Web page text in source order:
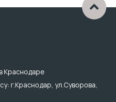
Краснодаре
г.Краснодар, ул.Суворова,